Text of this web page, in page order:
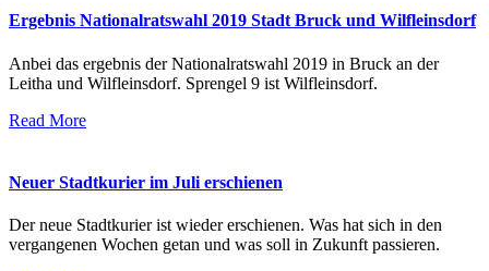
Ergebnis Nationalratswahl 2019 Stadt Bruck und Wilfleinsdorf
Anbei das ergebnis der Nationalratswahl 2019 in Bruck an der
Leitha und Wilfleinsdorf. Sprengel 9 ist Wilfleinsdorf.
Read More
Neuer Stadtkurier im Juli erschienen
Der neue Stadtkurier ist wieder erschienen. Was hat sich in den
vergangenen Wochen getan und was soll in Zukunft passieren.